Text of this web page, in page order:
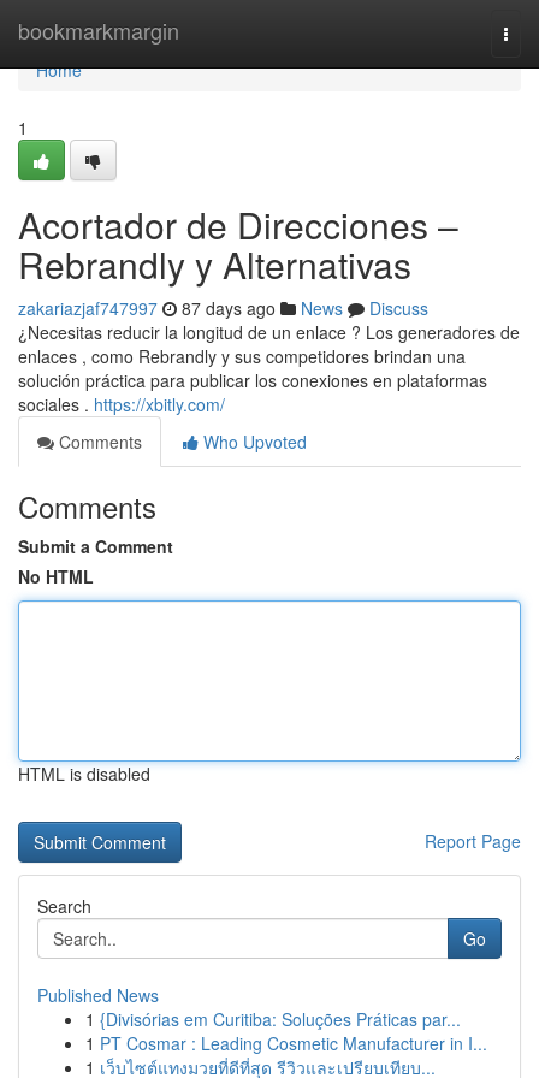
bookmarkmargin
Home
Home
1
Acortador de Direcciones –
Rebrandly y Alternativas
zakariazjaf747997 87 days ago News
Discuss
¿Necesitas reducir la longitud de un enlace ? Los generadores de
enlaces , como Rebrandly y sus competidores brindan una
solución práctica para publicar los conexiones en plataformas
sociales . https://xbitly.com/
Comments
Who Upvoted
Comments
Submit a Comment
No HTML
HTML is disabled
Report Page
Search
Go
Published News
1 {Divisórias em Curitiba: Soluções Práticas par...
1 PT Cosmar : Leading Cosmetic Manufacturer in I...
1 เว็บไซต์แทงมวยที่ดีที่สุด รีวิวและเปรียบเทียบ...